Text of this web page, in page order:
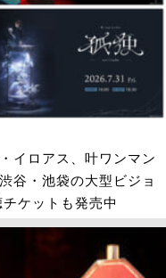
イロアス、叶ワンマン
谷・池袋の大型ビジョ
ケットも発売中